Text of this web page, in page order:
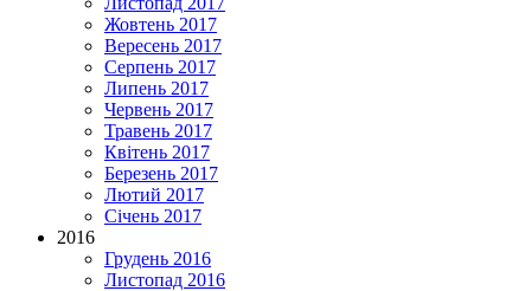
Жовтень 2017
Вересень 2017
Серпень 2017
Липень 2017
Червень 2017
Травень 2017
Квітень 2017
Березень 2017
Лютий 2017
Січень 2017
2016
Грудень 2016
Листопад 2016